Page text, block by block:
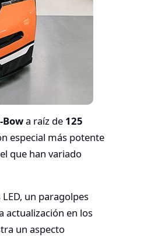
Bowa raíz de 125
especial más potente
que han variado
un paragolpes
actualización en los
un aspecto